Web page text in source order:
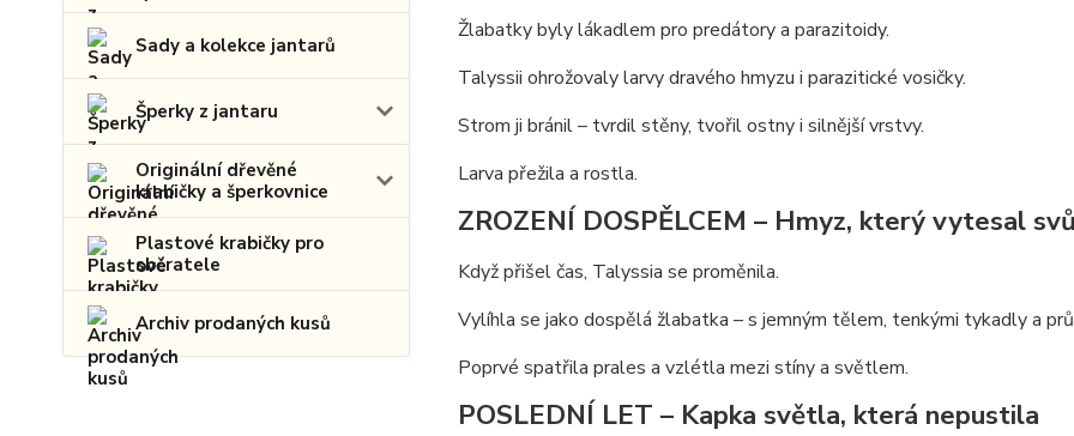
Sady a kolekce jantarů
Šperky z jantaru
Originální dřevěné
krabičky a šperkovnice
Plastové krabičky pro
sběratele
Archiv prodaných kusů
Žlabatky byly lákadlem pro predátory a parazitoidy.
Talyssii ohrožovaly larvy dravého hmyzu i parazitické vosičky.
Strom ji bránil – tvrdil stěny, tvořil ostny i silnější vrstvy.
Larva přežila a rostla.
ZROZENÍ DOSPĚLCEM – Hmyz, který vytesal
Když přišel čas, Talyssia se proměnila.
Vylíhla se jako dospělá žlabatka – s jemným tělem, tenkými tykadly a
Poprvé spatřila prales a vzlétla mezi stíny a světlem.
POSLEDNÍ LET – Kapka světla, která nepustila